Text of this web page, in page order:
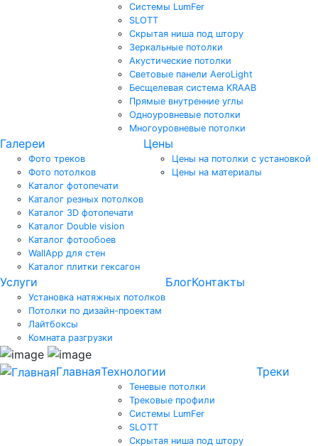
Системы LumFer
SLOTT
Скрытая ниша под штору
Зеркальные потолки
Акустические потолки
Световые панели AeroLight
Бесщелевая система KRAAB
Прямые внутренние углы
Одноуровневые потолки
Многоуровневые потолки
Галереи
Фото треков
Фото потолков
Каталог фотопечати
Каталог резных потолков
Каталог 3D фотопечати
Каталог Double vision
Каталог фотообоев
WallApp для стен
Каталог плитки гексагон
Цены
Цены на потолки с установкой
Цены на материалы
Услуги
Установка натяжных потолков
Потолки по дизайн-проектам
Лайтбоксы
Комната разгрузки
БлогКонтакты
ГлавнаяТехнологии
Теневые потолки
Трековые профили
Системы LumFer
SLOTT
Скрытая ниша под штору
Треки